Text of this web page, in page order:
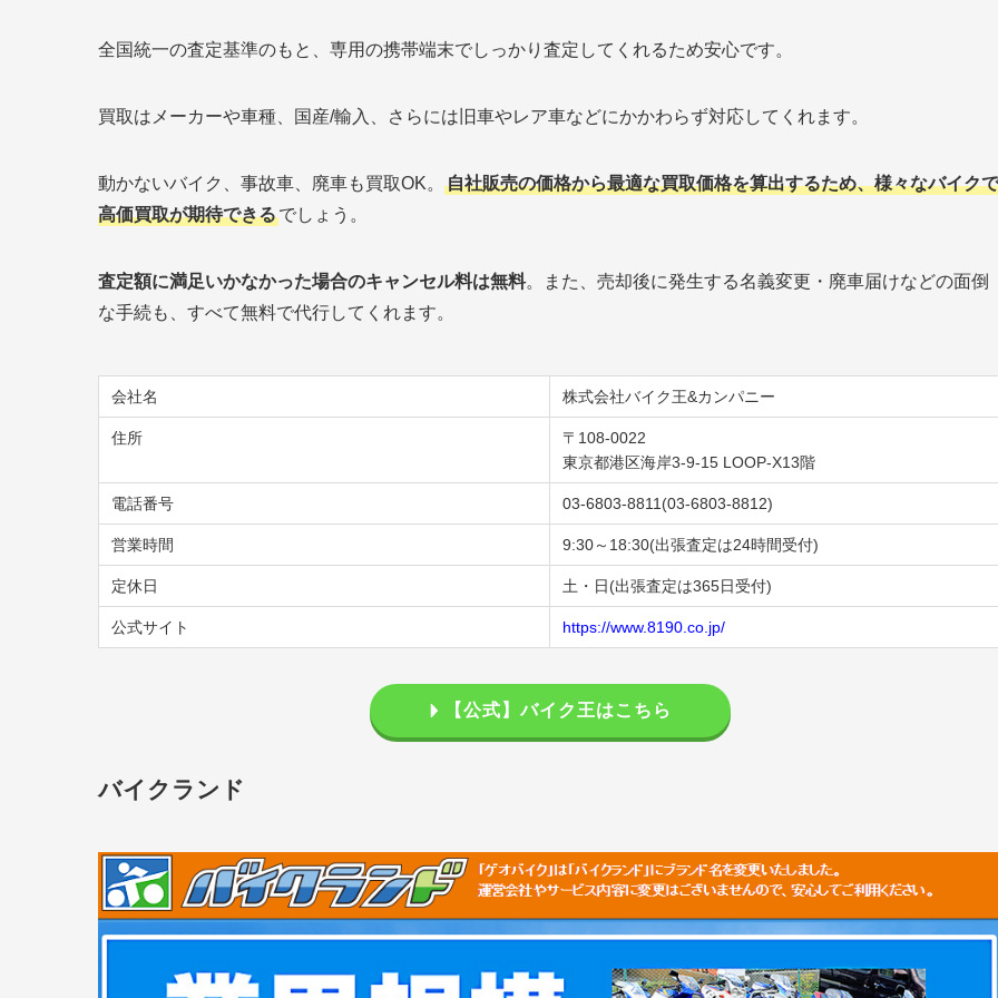
全国統一の査定基準のもと、専用の携帯端末でしっかり査定してくれるため安心です。
買取はメーカーや車種、国産/輸入、さらには旧車やレア車などにかかわらず対応してくれます。
動かないバイク、事故車、廃車も買取OK。
自社販売の価格から最適な買取価格を算出するため、様々なバイクで
高価買取が期待できるでしょう。
査定額に満足いかなかった場合のキャンセル料は無料。また、売却後に発生する名義変更・廃車届けなどの面倒
な手続も、すべて無料で代行してくれます。
会社名 株式会社バイク王&カンパニー
住所
〒108-0022
東京都港区海岸3-9-15 LOOP-X13階
電話番号 03-6803-8811(03-6803-8812)
営業時間 9:30～18:30(出張査定は24時間受付)
定休日 土・日(出張査定は365日受付)
公式サイト https://www.8190.co.jp/
【公式】バイク王はこちら
バイクランド